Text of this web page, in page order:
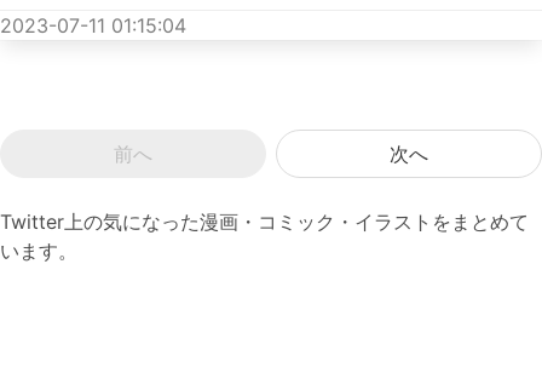
2023-07-11 01:15:04
前へ 次へ
Twitter上の気になった漫画・コミック・イラストをまとめて
います。